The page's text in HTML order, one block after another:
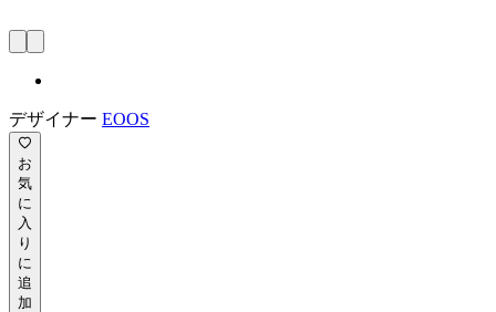
デザイナー EOOS
お
気
に
入
り
に
追
加